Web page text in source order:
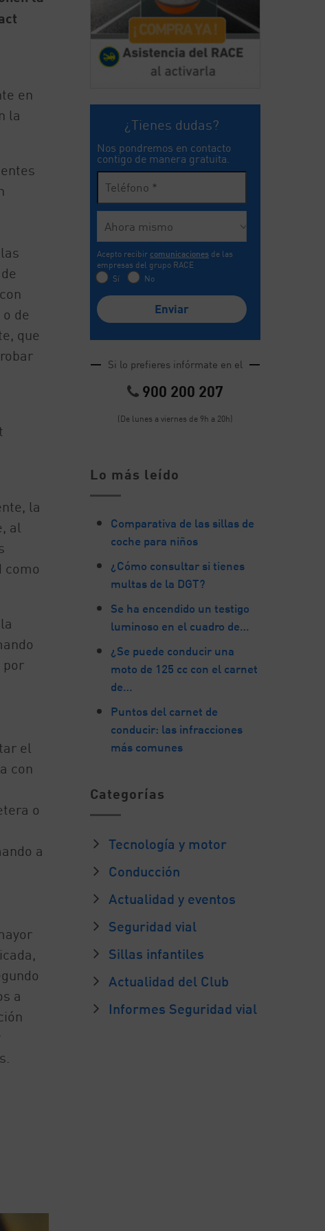
en
la
de
que
la
al
como
por
el
con
o
a
a
¿Tienes dudas?
Nos pondremos en contacto
contigo de manera gratuita.
Acepto recibir comunicaciones de las
empresas del grupo RACE
Sí
No
Si lo prefieres infórmate en el
900 200 207
(De lunes a viernes de 9h a 20h)
Lo más leído
Comparativa de las sillas de
coche para niños
¿Cómo consultar si tienes
multas de la DGT?
Se ha encendido un testigo
luminoso en el cuadro de…
¿Se puede conducir una
moto de 125 cc con el carnet
de…
Puntos del carnet de
conducir: las infracciones
más comunes
Categorías
Tecnología y motor
Conducción
Actualidad y eventos
Seguridad vial
Sillas infantiles
Actualidad del Club
Informes Seguridad vial